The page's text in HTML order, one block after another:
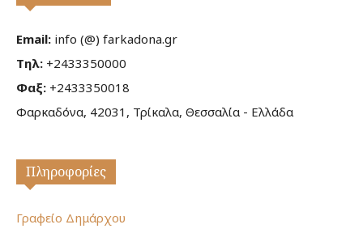
Email: info (@) farkadona.gr
Τηλ: +2433350000
Φαξ: +2433350018
Φαρκαδόνα, 42031, Τρίκαλα, Θεσσαλία - Ελλάδα
Πληροφορίες
Γραφείο Δημάρχου